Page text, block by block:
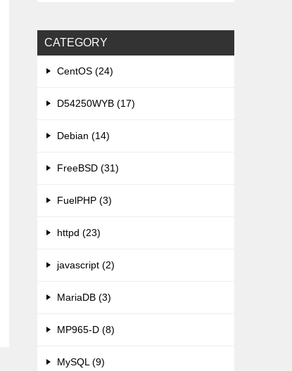
CATEGORY
CentOS (24)
D54250WYB (17)
Debian (14)
FreeBSD (31)
FuelPHP (3)
httpd (23)
javascript (2)
MariaDB (3)
MP965-D (8)
MySQL (9)